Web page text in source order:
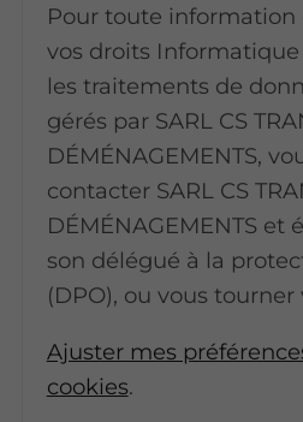
Pour toute information
vos droits
les traitements de
gérés par SARL CS
DÉMÉNAGEMENTS,
contacter SARL CS
DÉMÉNAGEMENTS
son délégué à la
(DPO), ou vous tourner
Ajuster mes
cookies.